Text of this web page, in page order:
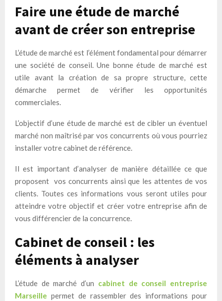
Faire une étude de marché
avant de créer son entreprise
L’étude de marché est l’élément fondamental pour démarrer
une société de conseil. Une bonne étude de marché est
utile avant la création de sa propre structure, cette
démarche permet de vérifier les opportunités
commerciales.
L’objectif d’une étude de marché est de cibler un éventuel
marché non maîtrisé par vos concurrents où vous pourriez
installer votre cabinet de référence.
Il est important d’analyser de manière détaillée ce que
proposent vos concurrents ainsi que les attentes de vos
clients. Toutes ces informations vous seront utiles pour
atteindre votre objectif et créer votre entreprise afin de
vous différencier de la concurrence.
Cabinet de conseil : les
éléments à analyser
L’étude de marché d’un cabinet de conseil entreprise
Marseille permet de rassembler des informations pour